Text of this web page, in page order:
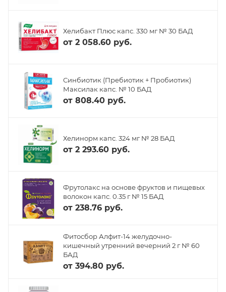
Хелибакт Плюс капс. 330 мг № 30 БАД
от 2 058.60 руб.
Синбиотик (Пребиотик + Пробиотик)
Максилак капс. № 10 БАД
от 808.40 руб.
Хелинорм капс. 324 мг № 28 БАД
от 2 293.60 руб.
Фрутолакс на основе фруктов и пищевых
волокон капс. 0.35 г № 15 БАД
от 238.76 руб.
Фитосбор Алфит-14 желудочно-
кишечный утренний вечерний 2 г № 60
БАД
от 394.80 руб.